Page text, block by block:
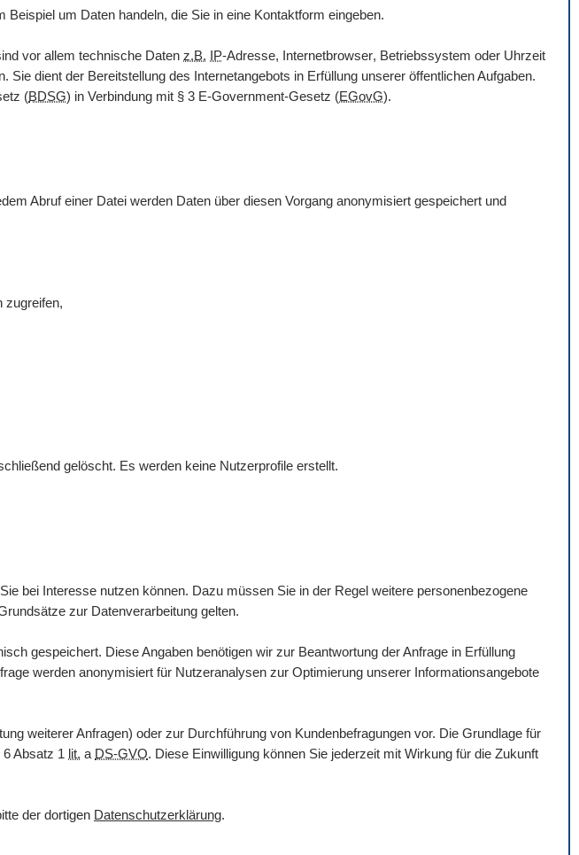
um Daten handeln, die Sie in eine Kontaktform eingeben.
vor allem technische Daten z.B. IP-Adresse, Internetbrowser, Betriebssystem oder Uhrzeit
Sie dient der Bereitstellung des Internetangebots in Erfüllung unserer öffentlichen Aufgaben.
(BDSG) in Verbindung mit § 3 E-Government-Gesetz (EGovG).
Abruf einer Datei werden Daten über diesen Vorgang anonymisiert gespeichert und
zugreifen,
gelöscht. Es werden keine Nutzerprofile erstellt.
bei Interesse nutzen können. Dazu müssen Sie in der Regel weitere personenbezogene
zur Datenverarbeitung gelten.
gespeichert. Diese Angaben benötigen wir zur Beantwortung der Anfrage in Erfüllung
werden anonymisiert für Nutzeranalysen zur Optimierung unserer Informationsangebote
weiterer Anfragen) oder zur Durchführung von Kundenbefragungen vor. Die Grundlage für
6 Absatz 1 lit. a DS-GVO. Diese Einwilligung können Sie jederzeit mit Wirkung für die Zukunft
der dortigen Datenschutzerklärung.